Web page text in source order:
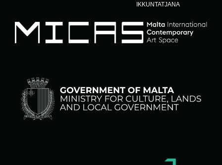
IKKUNTATJANA